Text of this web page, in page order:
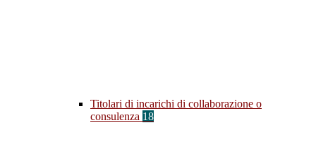
Titolari di incarichi di collaborazione o
consulenza 18